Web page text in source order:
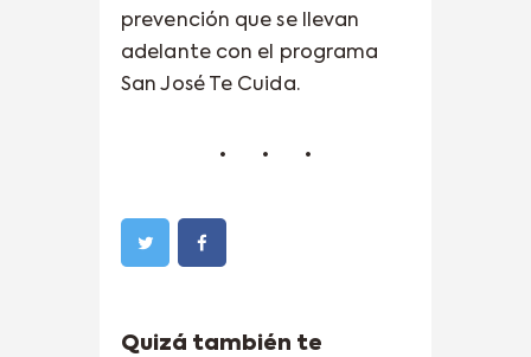
prevención que se llevan
adelante con el programa
San José Te Cuida.
Quizá también te